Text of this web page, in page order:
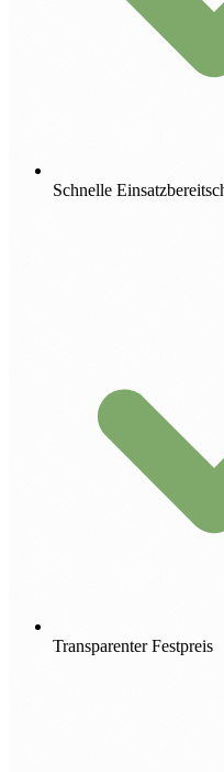
Schnelle
Transparenter Festpreis